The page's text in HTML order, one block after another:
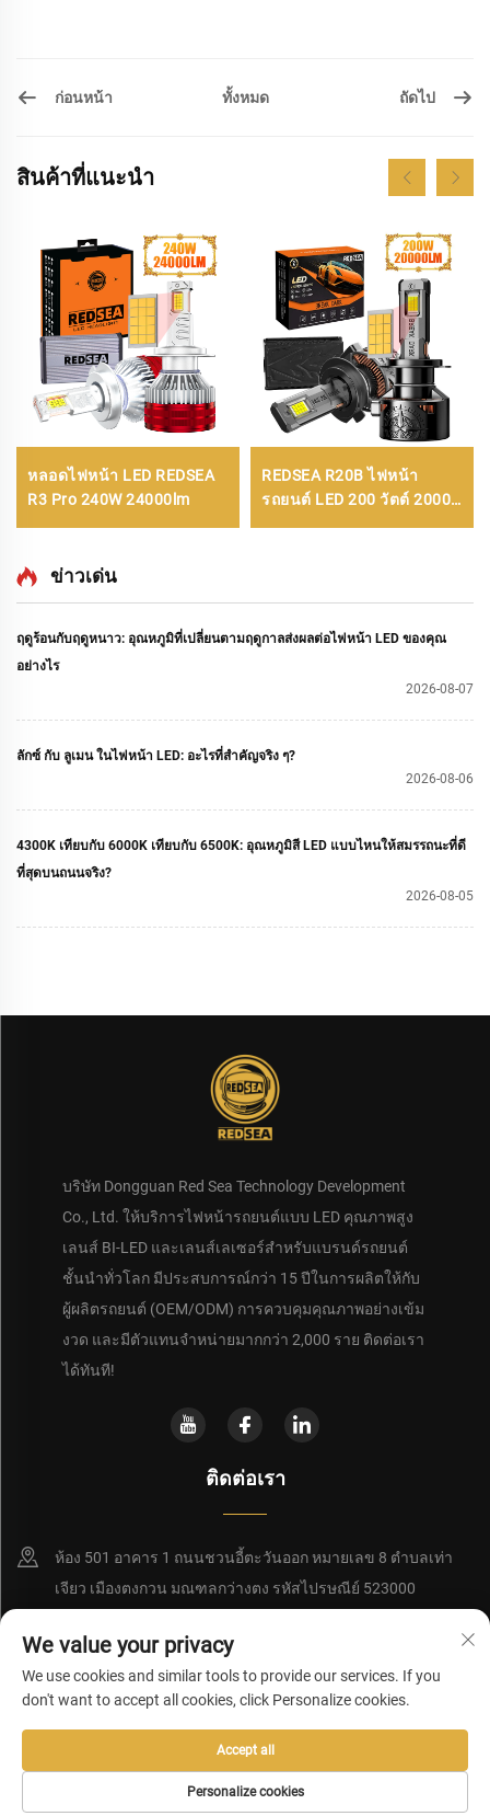
ก่อนหน้า ทั้งหมด ถัดไป
สินค้าที่แนะนำ
หลอดไฟหน้า LED REDSEA
R3 Pro 240W 24000lm
REDSEA R20B ไฟหน้า
รถยนต์ LED 200 วัตต์ 20000
ลูเมน
ข่าวเด่น
ฤดูร้อนกับฤดูหนาว: อุณหภูมิที่เปลี่ยนตามฤดูกาลส่งผลต่อไฟหน้า LED ของคุณ
อย่างไร
2026-08-07
ลักซ์ กับ ลูเมน ในไฟหน้า LED: อะไรที่สำคัญจริง ๆ?
2026-08-06
4300K เทียบกับ 6000K เทียบกับ 6500K: อุณหภูมิสี LED แบบไหนให้สมรรถนะที่ดี
ที่สุดบนถนนจริง?
2026-08-05
บริษัท Dongguan Red Sea Technology Development
Co., Ltd. ให้บริการไฟหน้ารถยนต์แบบ LED คุณภาพสูง
เลนส์ BI-LED และเลนส์เลเซอร์สำหรับแบรนด์รถยนต์
ชั้นนำทั่วโลก มีประสบการณ์กว่า 15 ปีในการผลิตให้กับ
ผู้ผลิตรถยนต์ (OEM/ODM) การควบคุมคุณภาพอย่างเข้ม
งวด และมีตัวแทนจำหน่ายมากกว่า 2,000 ราย ติดต่อเรา
ได้ทันที!
ติดต่อเรา
ห้อง 501 อาคาร 1 ถนนชวนอี้ตะวันออก หมายเลข 8 ตำบลเท่า
เจียว เมืองตงกวน มณฑลกว่างตง รหัสไปรษณีย์ 523000
+86-18956928858
[email protected]
ลิขสิทธิ์ © 2026 โดยบริษัท ตงกวน เรดซี เทคโนโลยี ดีเวลลอปเมนท์ จำกัด
นโยบายความเป็นส่วนตัว
We value your privacy
We use cookies and similar tools to provide our services. If you
don't want to accept all cookies, click Personalize cookies.
Personalize cookies
Accept all